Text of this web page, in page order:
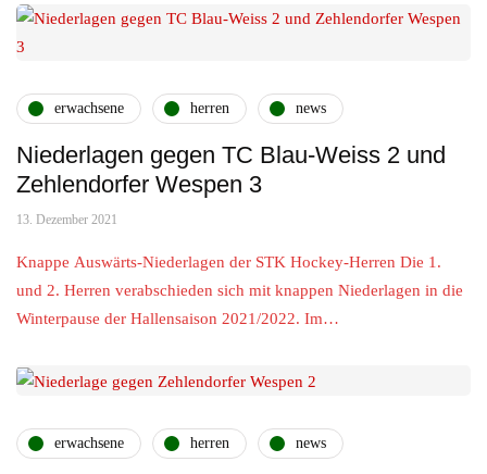
erwachsene herren news
Niederlagen gegen TC Blau-Weiss 2 und
Zehlendorfer Wespen 3
13. Dezember 2021
Knappe Auswärts-Niederlagen der STK Hockey-Herren Die 1.
und 2. Herren verabschieden sich mit knappen Niederlagen in die
Winterpause der Hallensaison 2021/2022. Im…
erwachsene herren news